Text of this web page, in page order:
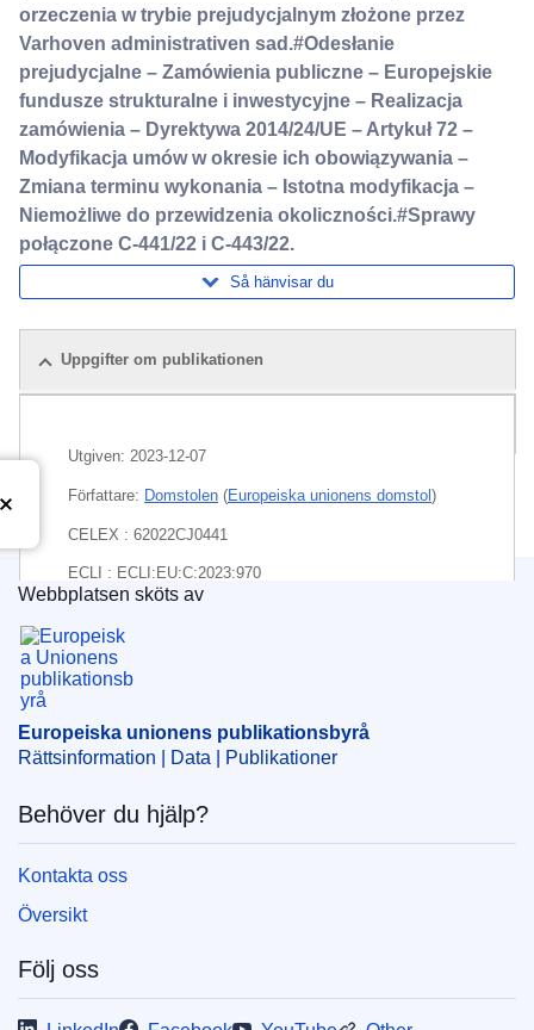
orzeczenia w trybie prejudycjalnym złożone przez
Varhoven administrativen sad.#Odesłanie
prejudycjalne – Zamówienia publiczne – Europejskie
fundusze strukturalne i inwestycyjne – Realizacja
zamówienia – Dyrektywa 2014/24/UE – Artykuł 72 –
Modyfikacja umów w okresie ich obowiązywania –
Zmiana terminu wykonania – Istotna modyfikacja –
Niemożliwe do przewidzenia okoliczności.#Sprawy
połączone C-441/22 i C-443/22.
Så hänvisar du
Uppgifter om publikationen
Utgiven: 2023-12-07
Författare: Domstolen (Europeiska unionens domstol )
CELEX : 62022CJ0441
ECLI : ECLI:EU:C:2023:970
Europeiska unionens publikationsbyrå
Webbplatsen sköts av
Europeiska unionens publikationsbyrå
Rättsinformation | Data | Publikationer
Behöver du hjälp?
Kontakta oss
Översikt
Följ oss